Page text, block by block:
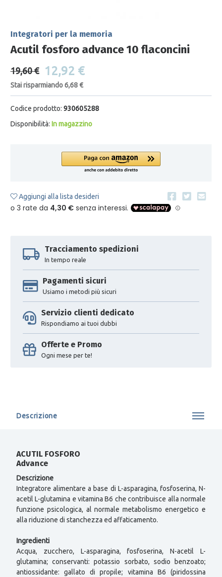
Integratori per la memoria
Acutil fosforo advance 10 flaconcini
19,60 € 12,92 €
Stai risparmiando 6,68 €
Codice prodotto: 930605288
Disponibilità: In magazzino
Aggiungi alla lista desideri
Tracciamento spedizioni
In tempo reale
Pagamenti sicuri
Usiamo i metodi più sicuri
Servizio clienti dedicato
Rispondiamo ai tuoi dubbi
Offerte e Promo
Ogni mese per te!
Descrizione
ACUTIL FOSFORO
Advance
Descrizione
Integratore alimentare a base di L-asparagina, fosfoserina, N-
acetil L-glutamina e vitamina B6 che contribuisce alla normale
funzione psicologica, al normale metabolismo energetico e
alla riduzione di stanchezza ed affaticamento.
Ingredienti
Acqua, zucchero, L-asparagina, fosfoserina, N-acetil L-
glutamina; conservanti: potassio sorbato, sodio benzoato;
antiossidante: gallato di propile; vitamina B6 (piridossina